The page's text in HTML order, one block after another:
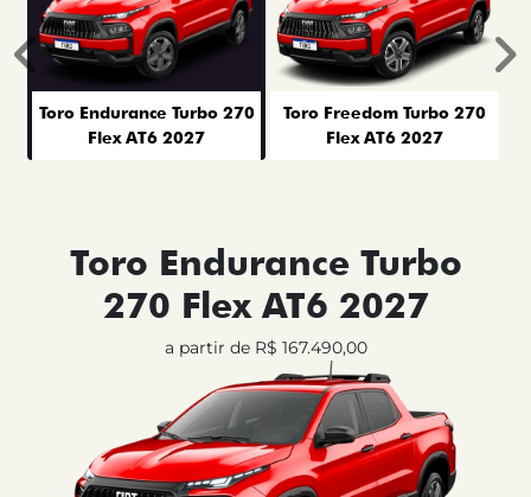
Toro Endurance Turbo 270
Flex AT6 2027
Toro Freedom Turbo 270
Flex AT6 2027
Anterior
Toro Endurance Turbo
270 Flex AT6 2027
a partir de R$ 167.490,00